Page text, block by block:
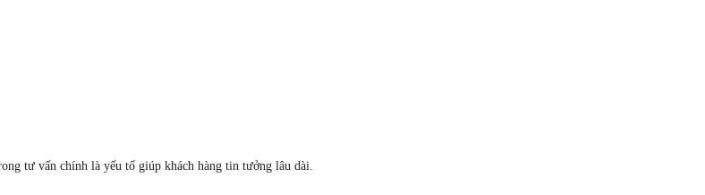
tư vấn chính là yếu tố giúp khách hàng tin tưởng lâu dài.